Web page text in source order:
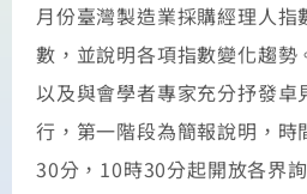
月份臺灣製造業採購經理人
數，並說明各項指數變化趨勢
以及與會學者專家充分抒發卓
行，第一階段為簡報說明，
30分，10時30分起開放各界